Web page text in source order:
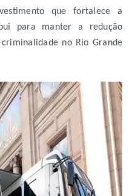
que fortalece a
para manter a redução
no Rio Grande